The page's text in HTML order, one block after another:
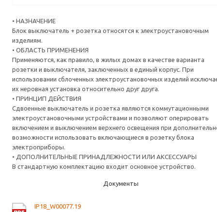
• НАЗНАЧЕНИЕ
Блок выключатель + розетка относятся к электроустановочным
изделиям.
• ОБЛАСТЬ ПРИМЕНЕНИЯ
Применяются, как правило, в жилых домах в качестве варианта
розетки и выключателя, заключенных в единый корпус. При
использовании сблоченных электроустановочных изделий
их неровная установка относительно друг друга.
• ПРИНЦИП ДЕЙСТВИЯ
Сдвоенные выключатель и розетка являются коммутационными
электроустановочными устройствами и позволяют оперировать
включением и выключением верхнего освещения при
возможности использовать включающиеся в розетку блока
электроприборы.
• ДОПОЛНИТЕЛЬНЫЕ ПРИНАДЛЕЖНОСТИ ИЛИ АКСЕССУАРЫ
В стандартную комплектацию входит основное устройство.
Документы
IP18_W00077.19